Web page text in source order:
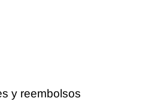
y reembolsos